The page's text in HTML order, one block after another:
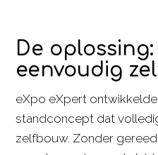
De
eenvoudig
eXpo eXpert
standconcept dat
zelfbouw. Zonder